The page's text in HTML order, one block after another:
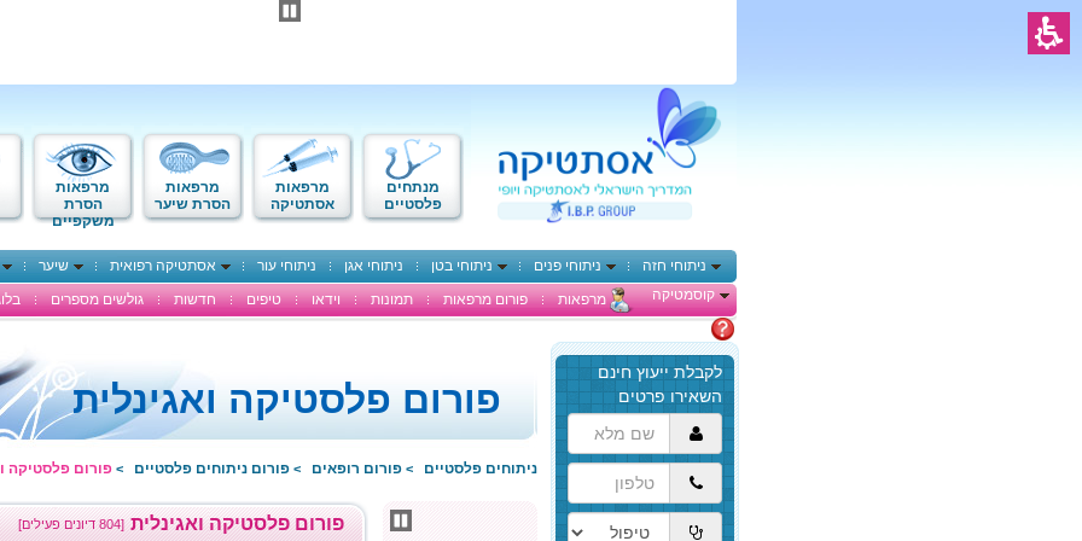
מנתחים
פלסטיים
מרפאות
אסתטיקה
מרפאות
הסרת שיער
מרפאות
הסרת
משקפיים
ניתוחי חזה ניתוחי פנים ניתוחי בטן ניתוחי אגן ניתוחי עור אסתטיקה רפואית שיער
קוסמטיקה
מרפאות פורום מרפאות תמונות וידאו טיפים חדשות גולשים מספרים
הגעת
לתוכן
המרכזי,
באפשרותך
ללחוץ
אנטר
כדי
לדלג
לאזור
פורום פלסטיקה ואגינלית
ניתוחים פלסטיים > פורום רופאים > פורום ניתוחים פלסטיים > פורום פלסטיקה
[804 דיונים פעילים] פורום פלסטיקה ואגינלית